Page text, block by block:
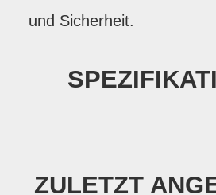
und Sicherheit.
ZULETZT